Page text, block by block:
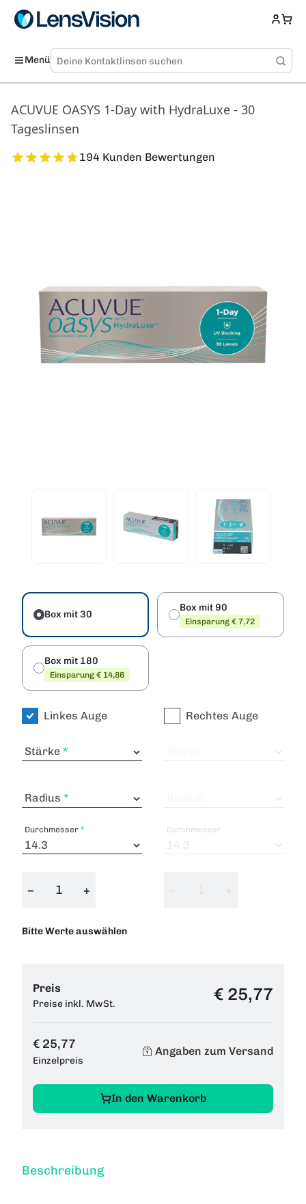
Menü
ACUVUE OASYS 1-Day with HydraLuxe - 30
Tageslinsen
194 Kunden Bewertungen
Box mit 30
Box mit 90
Einsparung € 7,72
Box mit 180
Einsparung € 14,86
Linkes Auge
Stärke
Radius
Durchmesser
− +
Bitte Werte auswählen
Rechtes Auge
Durchmesser
Preis
Preise inkl. MwSt. € 25,77
€ 25,77
Einzelpreis
Angaben zum Versand
In den Warenkorb
Beschreibung